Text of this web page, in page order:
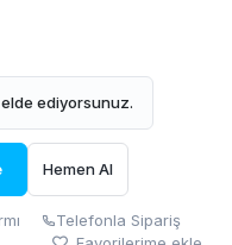
ediyorsunuz.
Hemen Al
Telefonla Sipariş